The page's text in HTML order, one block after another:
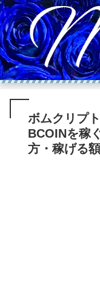
ボムクリプ
BCOINを稼
方・稼げる額